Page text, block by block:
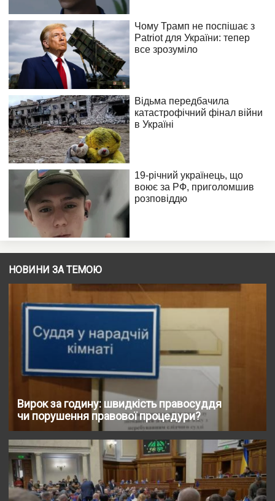
НОВИНИ ЗА ТЕМОЮ
Вирок за годину: швидкість правосуддя
чи порушення правової процедури?